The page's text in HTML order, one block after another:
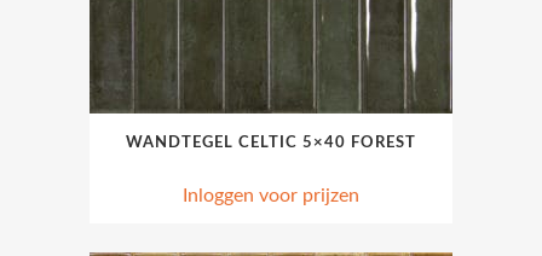
WANDTEGEL CELTIC 5×40 FOREST
Inloggen voor prijzen